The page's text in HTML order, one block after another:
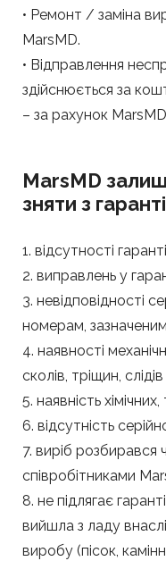
• Ремонт / заміна
MarsMD.
• Відправлення
здійснюється за
– за рахунок
MarsMD
зняти з
1. відсутності
2. виправлень у
3. невідповідності
номерам,
4. наявності
сколів, тріщин,
5. наявність
6. відсутність
7. виріб
співробітниками
8. не підлягає
вийшла з ладу
виробу (пісок,